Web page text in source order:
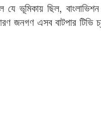
ভূমিকায় ছিল,
জনগণ এসব বাটপার টিভি